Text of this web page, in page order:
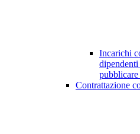
Incarichi
Contrattazione